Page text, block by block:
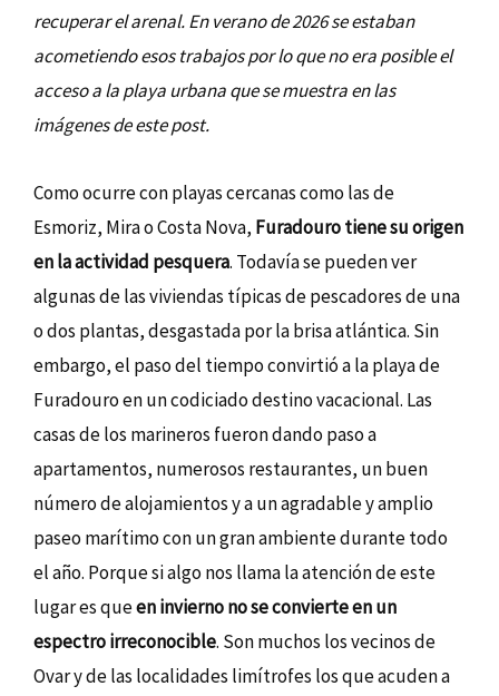
recuperar el arenal. En verano de 2026 se estaban
acometiendo esos trabajos por lo que no era posible el
acceso a la playa urbana que se muestra en las
imágenes de este post.
Como ocurre con playas cercanas como las de
Esmoriz, Mira o Costa Nova, Furadouro tiene su origen
en la actividad pesquera. Todavía se pueden ver
algunas de las viviendas típicas de pescadores de una
o dos plantas, desgastada por la brisa atlántica. Sin
embargo, el paso del tiempo convirtió a la playa de
Furadouro en un codiciado destino vacacional. Las
casas de los marineros fueron dando paso a
apartamentos, numerosos restaurantes, un buen
número de alojamientos y a un agradable y amplio
paseo marítimo con un gran ambiente durante todo
el año. Porque si algo nos llama la atención de este
lugar es queen invierno no se convierte en un
espectro irreconocible. Son muchos los vecinos de
Ovar y de las localidades limítrofes los que acuden a